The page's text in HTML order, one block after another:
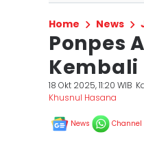
Home News
Ponpes
Kembali
18 Okt 2025, 11:20 WIB
Khusnul Hasana
News Channel